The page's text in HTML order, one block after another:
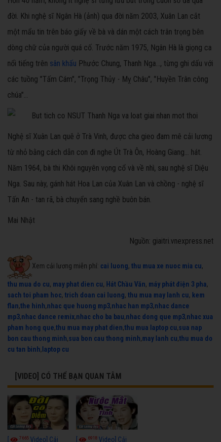
đời. Khi nghệ sĩ Ngân Hà (ảnh) qua đời năm 2003, Xuân Lan cắt
một mẩu tin trên báo giấy về bà và dán một cách trân trọng bên
dòng chữ của người quá cố. Trước năm 1975, Ngân Hà là giọng ca
nổi tiếng trên sân khấu Phước Chung, Thanh Nga..., từng ghi dấu với
các tuồng "Tấm Cám", "Trọng Thủy - Mỵ Châu", "Huyền Trân công
chúa"...
Nghệ sĩ Xuân Lan quê ở Trà Vinh, được cha gieo đam mê cải lương
từ nhỏ bằng cách dẫn con đi nghe Út Trà Ôn, Hoàng Giang... hát.
Năm 1964, bà thi Khôi nguyên vọng cổ và về nhì, sau nghệ sĩ Diệu
Nga. Sau này, gánh hát Hoa Lan của Xuân Lan và chồng - nghệ sĩ
Tấn An - tan rã, bà chuyển sang nghề buôn bán.
Mai Nhật
Nguồn: giaitri.vnexpress.net
Xem cải lương miễn phí: cai luong, thu mua xe nuoc mia cu,
thu mua do cu, may phat dien cu, Hát Chầu Văn, máy phát điện 3 pha,
sach toi pham hoc, trich doan cai luong, thu mua may lanh cu, kem
flan,the hinh,nhac que huong mp3,nhac han mp3,nhac dance
mp3,nhac dance remix,nhac cho ba bau,nhac dong que mp3,nhac xua
pham hong que,thu mua may phat dien,thu mua laptop cu,sua nap
bon cau thong minh,sua bon cau thong minh,may lanh cu,thu mua do
cu tan binh, laptop cu
[VIDEO] CÓ THỂ BẠN QUAN TÂM
7665 Video] Cải
6918Video] Cải